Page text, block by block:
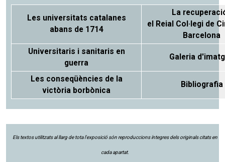
Les universitats catalanes
abans de 1714
La
el Reial Col·legi de
Barcelona
Universitaris i sanitaris en
guerra
Galeria
Les conseqüències de la
victòria borbònica
Bibliografia
Els textos utilitzats al llarg de tota l'exposició són reproduccions íntegres dels originals citats en
cada apartat.